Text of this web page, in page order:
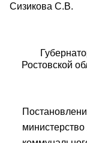
Сизикова С.В.
Ростовской